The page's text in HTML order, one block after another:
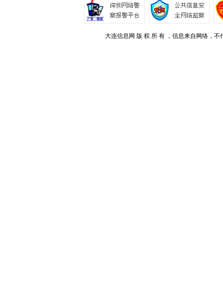
大连信息网 版 权 所 有 ，信息来自网络，